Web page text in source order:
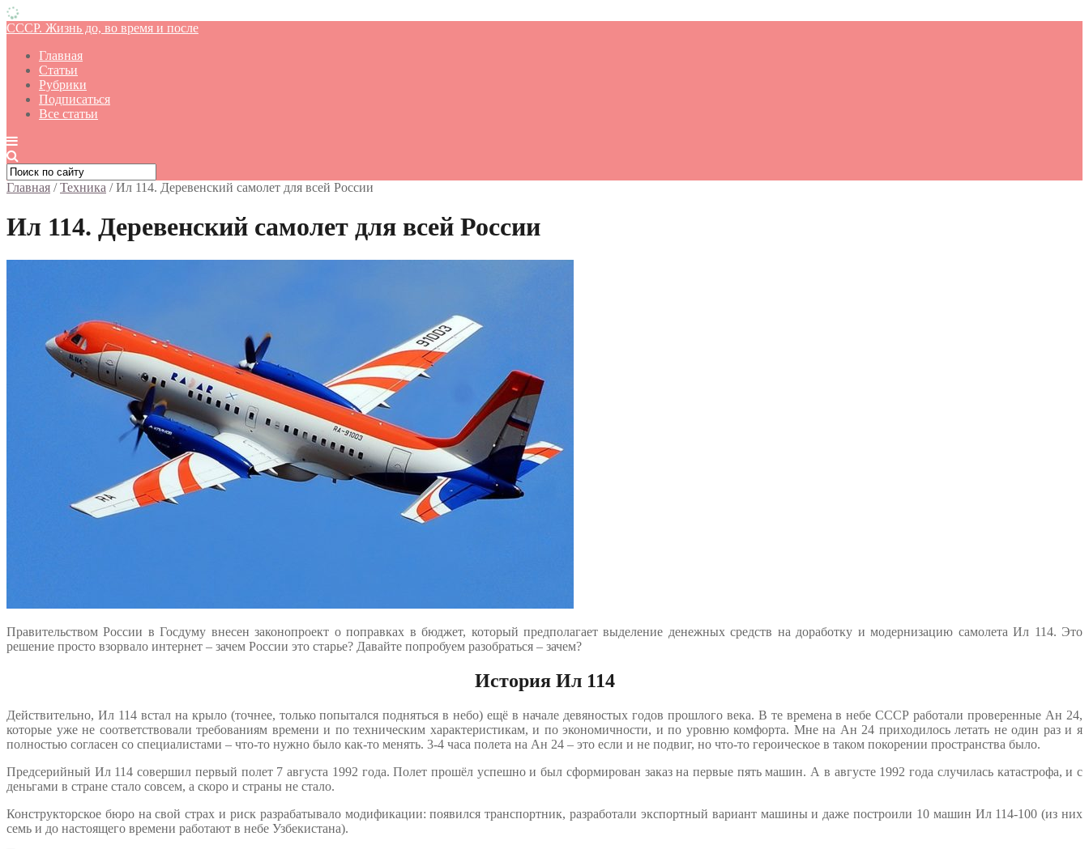
СССР. Жизнь до, во время и после
Главная
Статьи
Рубрики
Подписаться
Все статьи
Главная /Техника /Ил 114. Деревенский самолет для всей России
Ил 114. Деревенский самолет для всей России
Правительством России в Госдуму внесен законопроект о поправках в бюджет, который предполагает выделение денежных средств на доработку и модернизацию самолета Ил 114. Это
решение просто взорвало интернет – зачем России это старье? Давайте попробуем разобраться – зачем?
История Ил 114
Действительно, Ил 114 встал на крыло (точнее, только попытался подняться в небо) ещё в начале девяностых годов прошлого века. В те времена в небе СССР работали проверенные Ан 24,
которые уже не соответствовали требованиям времени и по техническим характеристикам, и по экономичности, и по уровню комфорта. Мне на Ан 24 приходилось летать не один раз и я
полностью согласен со специалистами – что-то нужно было как-то менять. 3-4 часа полета на Ан 24 – это если и не подвиг, но что-то героическое в таком покорении пространства было.
Предсерийный Ил 114 совершил первый полет 7 августа 1992 года. Полет прошёл успешно и был сформирован заказ на первые пять машин. А в августе 1992 года случилась катастрофа, и с
деньгами в стране стало совсем, а скоро и страны не стало.
Конструкторское бюро на свой страх и риск разрабатывало модификации: появился транспортник, разработали экспортный вариант машины и даже построили 10 машин Ил 114-100 (из них
семь и до настоящего времени работают в небе Узбекистана).